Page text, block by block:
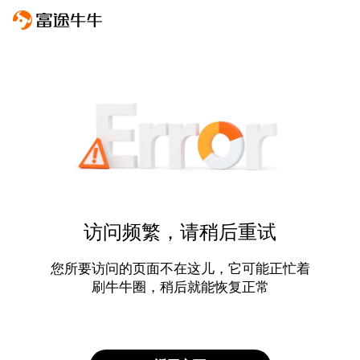
访问频繁，请稍后重试
您所要访问的页面不在这儿，它可能正忙着
刷牛牛圈，稍后就能恢复正常